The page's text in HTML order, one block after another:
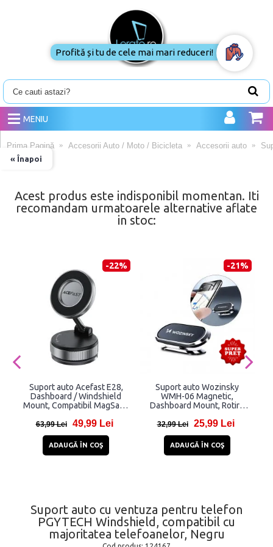
MENIU
« Înapoi
Prima Pagină Accesorii Auto / Moto / Bicicleta Accesorii auto
Acest produs este indisponibil momentan. Iti
recomandam urmatoarele alternative aflate
in stoc:
-22%
Suport auto Acefast E28,
Dashboard / Windshield
Mount, Compatibil MagSafe,
63,99 Lei 49,99 Lei
ADAUGĂ ÎN COŞ
-21%
Suport auto Wozinsky
WMH-06 Magnetic,
Dashboard Mount, Rotire
32,99 Lei 25,99 Lei
ADAUGĂ ÎN COŞ
Suport auto cu ventuza pentru telefon
PGYTECH Windshield, compatibil cu
majoritatea telefoanelor, Negru
Profită
și
mai
reduceri!